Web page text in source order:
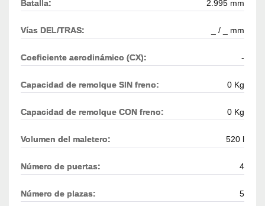
Batalla: 2.995 mm
Vías DEL/TRAS: _ / _ mm
Coeficiente aerodinámico (CX): -
Capacidad de remolque SIN freno: 0 Kg
Capacidad de remolque CON freno: 0 Kg
Volumen del maletero: 520 l
Número de puertas: 4
Número de plazas: 5